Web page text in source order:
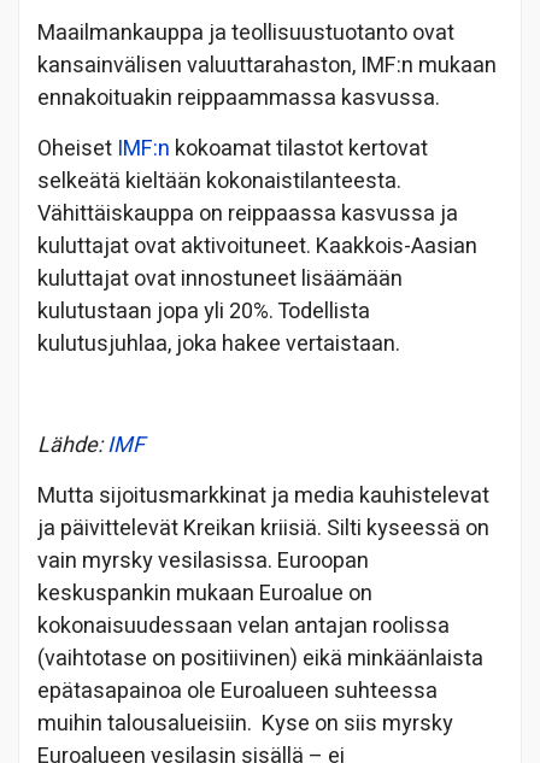
Maailmankauppa ja teollisuustuotanto ovat
kansainvälisen valuuttarahaston, IMF:n mukaan
ennakoituakin reippaammassa kasvussa.
Oheiset IMF:n kokoamat tilastot kertovat
selkeätä kieltään kokonaistilanteesta.
Vähittäiskauppa on reippaassa kasvussa ja
kuluttajat ovat aktivoituneet. Kaakkois-Aasian
kuluttajat ovat innostuneet lisäämään
kulutustaan jopa yli 20%. Todellista
kulutusjuhlaa, joka hakee vertaistaan.
Lähde:IMF
Mutta sijoitusmarkkinat ja media kauhistelevat
ja päivittelevät Kreikan kriisiä. Silti kyseessä on
vain myrsky vesilasissa. Euroopan
keskuspankin mukaan Euroalue on
kokonaisuudessaan velan antajan roolissa
(vaihtotase on positiivinen) eikä minkäänlaista
epätasapainoa ole Euroalueen suhteessa
muihin talousalueisiin. Kyse on siis myrsky
Euroalueen vesilasin sisällä – ei